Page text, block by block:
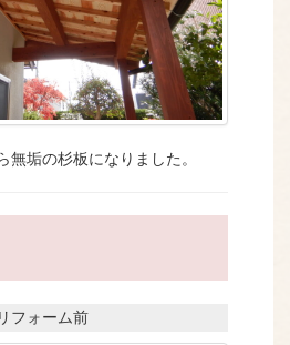
無垢の杉板になりました。
リフォーム前